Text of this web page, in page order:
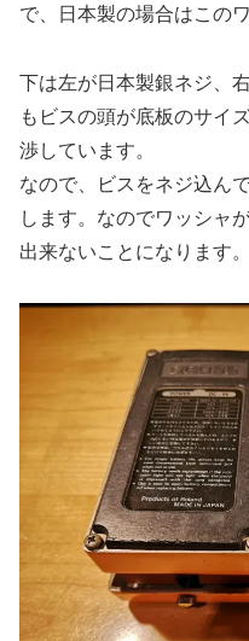
で、日本製の場合はこの
下は左が日本製銀ネジ、
もビスの頭が底板のサイ
渉しています。
なので、ビスをネジ込ん
します。なのでワッシャ
出来ないことになります。